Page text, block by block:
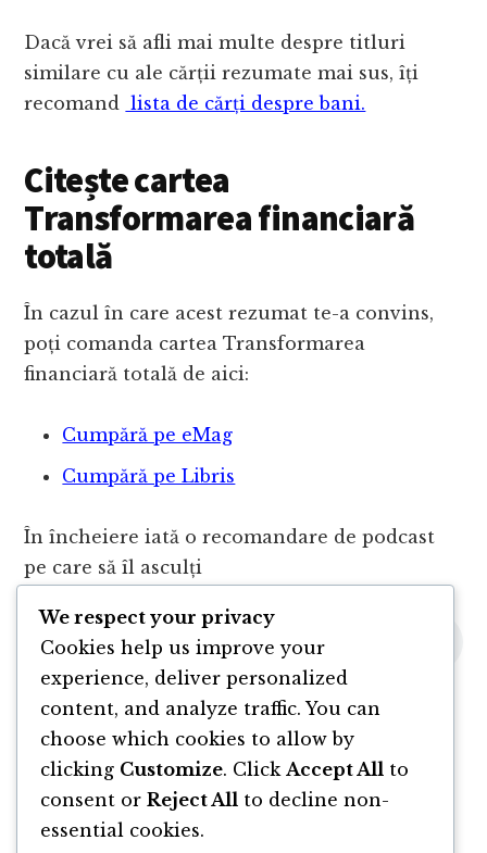
Dacă vrei să afli mai multe despre titluri
similare cu ale cărții rezumate mai sus, îți
recomand lista de cărți despre bani.
Citește cartea
Transformarea financiară
totală
În cazul în care acest rezumat te-a convins,
poți comanda cartea Transformarea
financiară totală de aici:
Cumpără pe eMag
Cumpără pe Libris
În încheiere iată o recomandare de podcast
pe care să îl asculți
We respect your privacy
Cookies help us improve your
experience, deliver personalized
content, and analyze traffic. You can
choose which cookies to allow by
clicking Customize. Click Accept All to
consent or Reject All to decline non-
essential cookies.